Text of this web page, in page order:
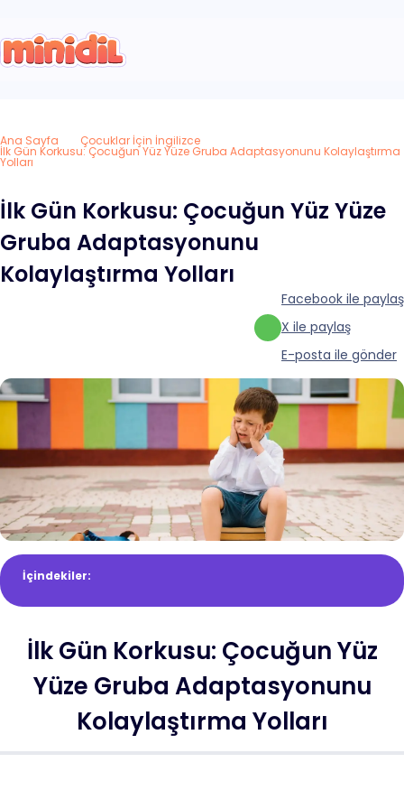
Ana Sayfa Çocuklar İçin İngilizce
İlk Gün Korkusu: Çocuğun Yüz Yüze Gruba Adaptasyonunu Kolaylaştırma
Yolları
İlk Gün Korkusu: Çocuğun Yüz Yüze
Gruba Adaptasyonunu
Kolaylaştırma Yolları
Facebook ile paylaş
X ile paylaş
E-posta ile gönder
İçindekiler:
İlk Gün Korkusu: Çocuğun Yüz
Yüze Gruba Adaptasyonunu
Kolaylaştırma Yolları